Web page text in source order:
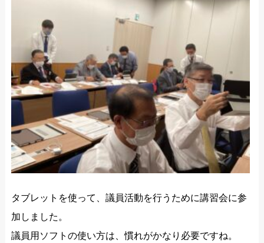
タブレットを使って、議員活動を行うために講習会に参
加しました。
議員用ソフトの使い方は、慣れがかなり必要ですね。